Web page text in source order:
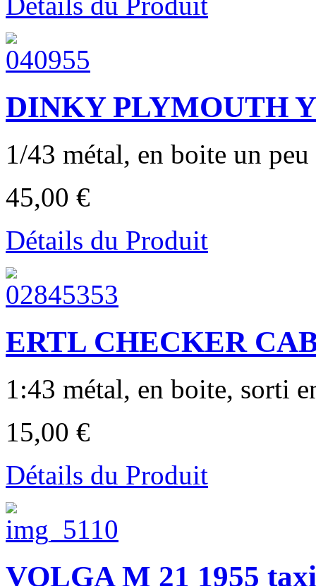
DINKY PLYMOUTH
1/43 métal, en boite un peu
45,00 €
Détails du Produit
ERTL CHECKER
1:43 métal, en boite, sorti
15,00 €
Détails du Produit
VOLGA M 21 1955